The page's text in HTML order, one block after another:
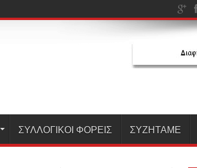
ΣΥΛΛΟΓΙΚΟΙ ΦΟΡΕΙΣ ΣΥΖΗΤΑΜΕ